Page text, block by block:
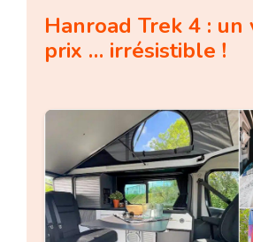
Hanroad Trek 4 : un
prix … irrésistible !